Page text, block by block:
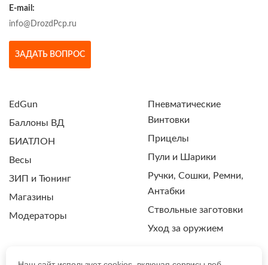
E-mail:
info@DrozdPcp.ru
ЗАДАТЬ ВОПРОС
EdGun
Баллоны ВД
БИАТЛОН
Весы
ЗИП и Тюнинг
Магазины
Модераторы
Пневматические
Винтовки
Прицелы
Пули и Шарики
Ручки, Сошки, Ремни,
Антабки
Ствольные заготовки
Уход за оружием